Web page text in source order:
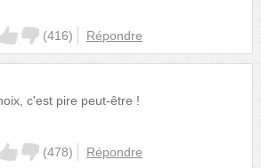
(416) Répondre
c'est pire peut-être !
(478) Répondre